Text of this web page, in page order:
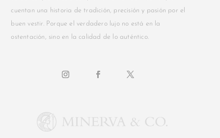
cuentan una historia de tradición, precisión y pasión por el
buen vestir. Porque el verdadero lujo no está en la
ostentación, sino en la calidad de lo auténtico.